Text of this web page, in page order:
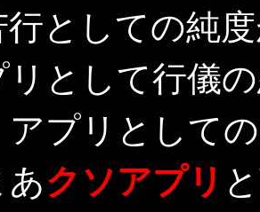
行としての純
として行儀
アプリとして
あクソアプリ